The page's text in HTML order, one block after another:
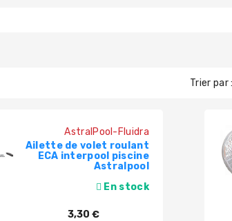
Trier par :
AstralPool-Fluidra
Ailette de volet roulant
ECA interpool piscine
Astralpool
En stock
3,30 €